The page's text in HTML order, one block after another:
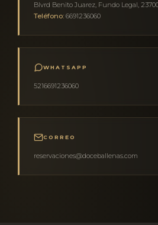
Blvrd Benito Juarez, Fundo Legal,
Teléfono: 6691236060
WHATSAPP
5216691236060
CORREO
reservaciones@doceballenas.com